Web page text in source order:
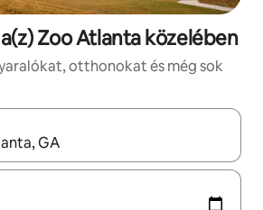
Zoo Atlanta közelében
otthonokat és még sok
a felfelé és a lefelé nyíllal